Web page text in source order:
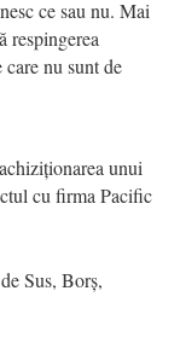
ce sau nu. Mai
respingerea
nu sunt de
unui
cu firma Pacific
Sus, Borș,